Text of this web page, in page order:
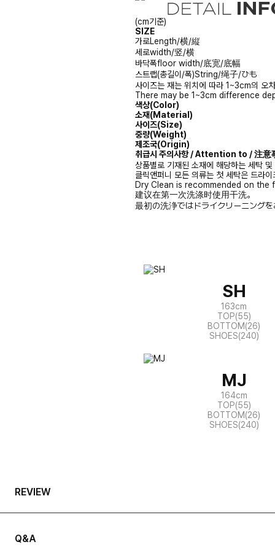
(cm기준)
SIZE
가로Length/横/縦
세로width/竖/横
바닥폭floor width/底宽/底幅
스트랩(총길이/폭)String/绳子/ひも
사이즈는 재는 위치에 따라 1~3cm의 오
There may be 1~3cm difference
색상(Color)
소재(Material)
사이즈(Size)
중량(Weight)
제조국(Origin)
취급시 주의사항 / Attention to / 注意
상품별로 기재된 소재에 해당하는 세탁
클릭앤퍼니 모든 의류는 첫 세탁은 드라
Dry Clean is recommended on the
建议在第一次洗涤时使用干洗。
最初の洗浄ではドライクリーニング
SH
163cm
TOP(55)
BOTTOM(26)
SHOES(240)
MJ
164cm
TOP(55)
BOTTOM(26)
SHOES(240)
REVIEW
Q&A